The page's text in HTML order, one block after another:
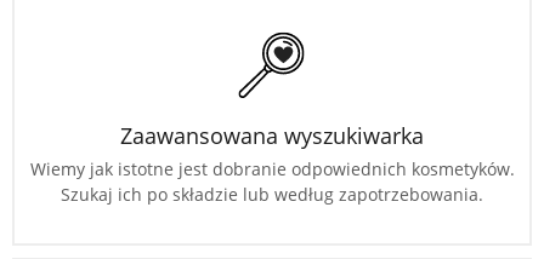
Zaawansowana wyszukiwarka
Wiemy jak istotne jest dobranie odpowiednich kosmetyków.
Szukaj ich po składzie lub według zapotrzebowania.